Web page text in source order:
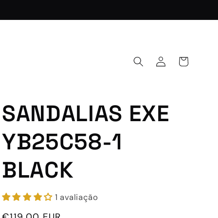
Iniciar
sessão
Carrinho
SANDALIAS EXE
YB25C58-1
BLACK
1 avaliação